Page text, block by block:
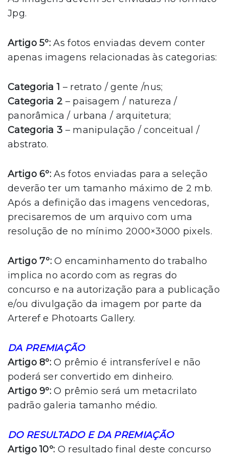
Jpg.
Artigo 5º: As fotos enviadas devem conter
apenas imagens relacionadas às categorias:
Categoria 1 – retrato / gente /nus;
Categoria 2 – paisagem / natureza /
panorâmica / urbana / arquitetura;
Categoria 3 – manipulação / conceitual /
abstrato.
Artigo 6º: As fotos enviadas para a seleção
deverão ter um tamanho máximo de 2 mb.
Após a definição das imagens vencedoras,
precisaremos de um arquivo com uma
resolução de no mínimo 2000×3000 pixels.
Artigo 7º: O encaminhamento do trabalho
implica no acordo com as regras do
concurso e na autorização para a publicação
e/ou divulgação da imagem por parte da
Arteref e Photoarts Gallery.
DA PREMIAÇÃO
Artigo 8º: O prêmio é intransferível e não
poderá ser convertido em dinheiro.
Artigo 9º: O prêmio será um metacrilato
padrão galeria tamanho médio.
DO RESULTADO E DA PREMIAÇÃO
Artigo 10º: O resultado final deste concurso